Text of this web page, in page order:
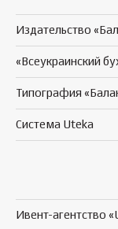
Издательство
«Всеукраинский
Типография
Система Uteka
Ивент-агентство